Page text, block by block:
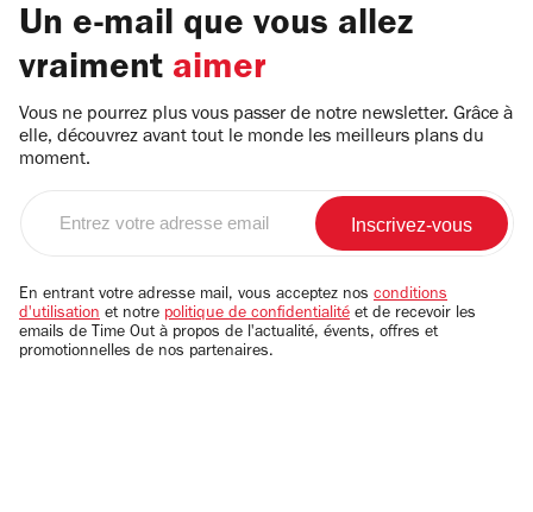
Un e-mail que vous allez
vraiment aimer
Vous ne pourrez plus vous passer de notre newsletter. Grâce à
elle, découvrez avant tout le monde les meilleurs plans du
moment.
email
En entrant votre adresse mail, vous acceptez nos conditions
d'utilisation et notre politique de confidentialité et de recevoir les
emails de Time Out à propos de l'actualité, évents, offres et
promotionnelles de nos partenaires.